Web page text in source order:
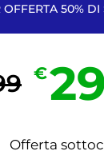
OFFERTA 50% DI
€
Offerta